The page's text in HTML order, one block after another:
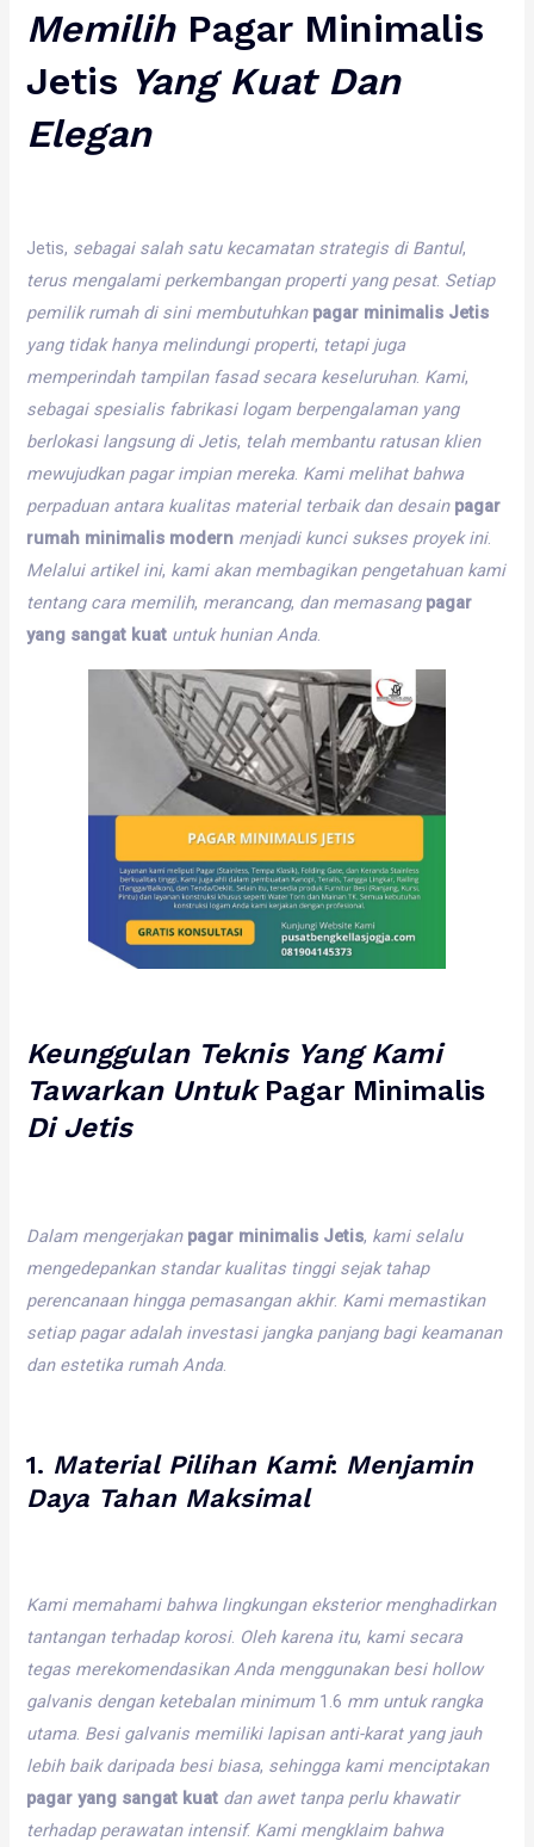
Memilih Pagar Minimalis
Jetis Yang Kuat Dan
Elegan
Jetis, sebagai salah satu kecamatan strategis di Bantul,
terus mengalami perkembangan properti yang pesat. Setiap
pemilik rumah di sini membutuhkan pagar minimalis Jetis
yang tidak hanya melindungi properti, tetapi juga
memperindah tampilan fasad secara keseluruhan. Kami,
sebagai spesialis fabrikasi logam berpengalaman yang
berlokasi langsung di Jetis, telah membantu ratusan klien
mewujudkan pagar impian mereka. Kami melihat bahwa
perpaduan antara kualitas material terbaik dan desain pagar
rumah minimalis modern menjadi kunci sukses proyek ini.
Melalui artikel ini, kami akan membagikan pengetahuan kami
tentang cara memilih, merancang, dan memasang pagar
yang sangat kuat untuk hunian Anda.
Keunggulan Teknis Yang Kami
Tawarkan Untuk Pagar Minimalis
Di Jetis
Dalam mengerjakan pagar minimalis Jetis, kami selalu
mengedepankan standar kualitas tinggi sejak tahap
perencanaan hingga pemasangan akhir. Kami memastikan
setiap pagar adalah investasi jangka panjang bagi keamanan
dan estetika rumah Anda.
1. Material Pilihan Kami: Menjamin
Daya Tahan Maksimal
Kami memahami bahwa lingkungan eksterior menghadirkan
tantangan terhadap korosi. Oleh karena itu, kami secara
tegas merekomendasikan Anda menggunakan besi hollow
galvanis dengan ketebalan minimum 1.6 mm untuk rangka
utama. Besi galvanis memiliki lapisan anti-karat yang jauh
lebih baik daripada besi biasa, sehingga kami menciptakan
pagar yang sangat kuat dan awet tanpa perlu khawatir
terhadap perawatan intensif. Kami mengklaim bahwa